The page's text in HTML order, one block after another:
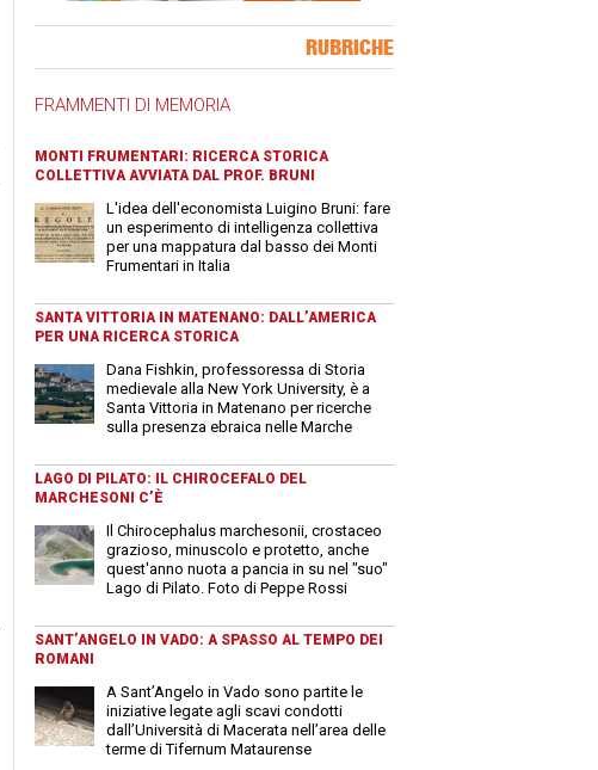
RUBRICHE
FRAMMENTI DI MEMORIA
MONTI FRUMENTARI: RICERCA STORICA
COLLETTIVA AVVIATA DAL PROF. BRUNI
L'idea dell'economista Luigino Bruni: fare
un esperimento di intelligenza collettiva
per una mappatura dal basso dei Monti
Frumentari in Italia
SANTA VITTORIA IN MATENANO: DALL’AMERICA
PER UNA RICERCA STORICA
Dana Fishkin, professoressa di Storia
medievale alla New York University, è a
Santa Vittoria in Matenano per ricerche
sulla presenza ebraica nelle Marche
LAGO DI PILATO: IL CHIROCEFALO DEL
MARCHESONI C’È
Il Chirocephalus marchesonii, crostaceo
grazioso, minuscolo e protetto, anche
quest'anno nuota a pancia in su nel "suo"
Lago di Pilato. Foto di Peppe Rossi
SANT’ANGELO IN VADO: A SPASSO AL TEMPO DEI
ROMANI
A Sant’Angelo in Vado sono partite le
iniziative legate agli scavi condotti
dall’Università di Macerata nell’area delle
terme di Tifernum Mataurense